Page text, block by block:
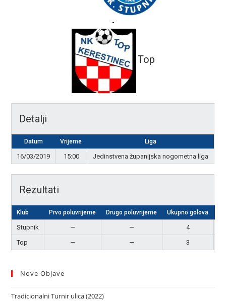
-
Top
Detalji
Datum Vrijeme Liga
16/03/2019 15:00 Jedinstvena županijska nogometna liga
Rezultati
Klub Prvo poluvrijeme Drugo poluvrijeme Ukupno golova
Stupnik — — 4
Top
— — 3
Nove Objave
Tradicionalni Turnir ulica (2022)